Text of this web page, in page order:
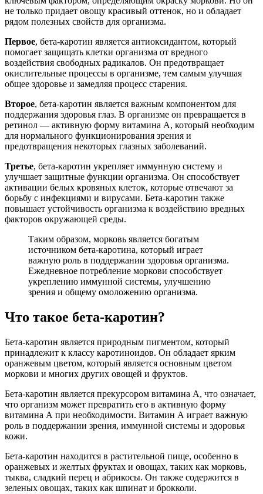
не только придает овощу красивый оттенок, но и обладает
рядом полезных свойств для организма.
Первое, бета-каротин является антиоксидантом, который
помогает защищать клетки организма от вредного
воздействия свободных радикалов. Он предотвращает
окислительные процессы в организме, тем самым улучшая
общее здоровье и замедляя процесс старения.
Второе, бета-каротин является важным компонентом для
поддержания здоровья глаз. В организме он превращается в
ретинол — активную форму витамина А, который необходим
для нормального функционирования зрения и
предотвращения некоторых глазных заболеваний.
Третье, бета-каротин укрепляет иммунную систему и
улучшает защитные функции организма. Он способствует
активации белых кровяных клеток, которые отвечают за
борьбу с инфекциями и вирусами. Бета-каротин также
повышает устойчивость организма к воздействию вредных
факторов окружающей среды.
Таким образом, морковь является богатым
источником бета-каротина, который играет
важную роль в поддержании здоровья организма.
Ежедневное потребление моркови способствует
укреплению иммунной системы, улучшению
зрения и общему омоложению организма.
Что такое бета-каротин?
Бета-каротин является природным пигментом, который
принадлежит к классу каротиноидов. Он обладает ярким
оранжевым цветом, который является основным цветом
моркови и многих других овощей и фруктов.
Бета-каротин является прекурсором витамина А, что означает,
что организм может превратить его в активную форму
витамина А при необходимости. Витамин А играет важную
роль в поддержании зрения, иммунной системы и здоровья
кожи.
Бета-каротин находится в растительной пище, особенно в
оранжевых и желтых фруктах и овощах, таких как морковь,
тыква, сладкий перец и абрикосы. Он также содержится в
зеленых овощах, таких как шпинат и брокколи.